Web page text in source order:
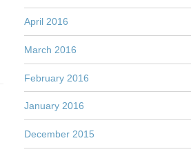
April 2016
March 2016
February 2016
January 2016
December 2015